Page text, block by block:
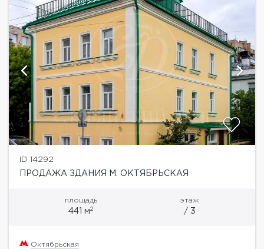
ID 14292
ПРОДАЖА ЗДАНИЯ М. ОКТЯБРЬСКАЯ
площадь
441 м2
этаж
/ 3
Октябрьская